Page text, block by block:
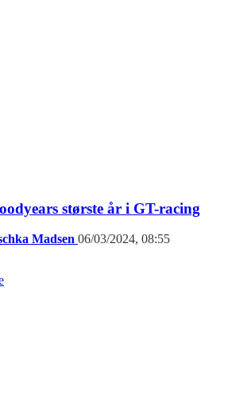
største år i GT-racing
Madsen 06/03/2024, 08:55